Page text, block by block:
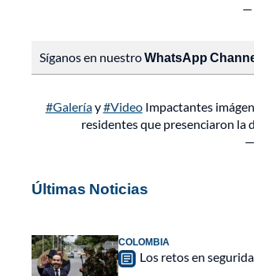
—
Síganos en nuestroWhatsApp
#Galeríay#VideoImpactantes
residentes que presenciaron la
Últimas Noticias
COLOMBIA
Los retos en